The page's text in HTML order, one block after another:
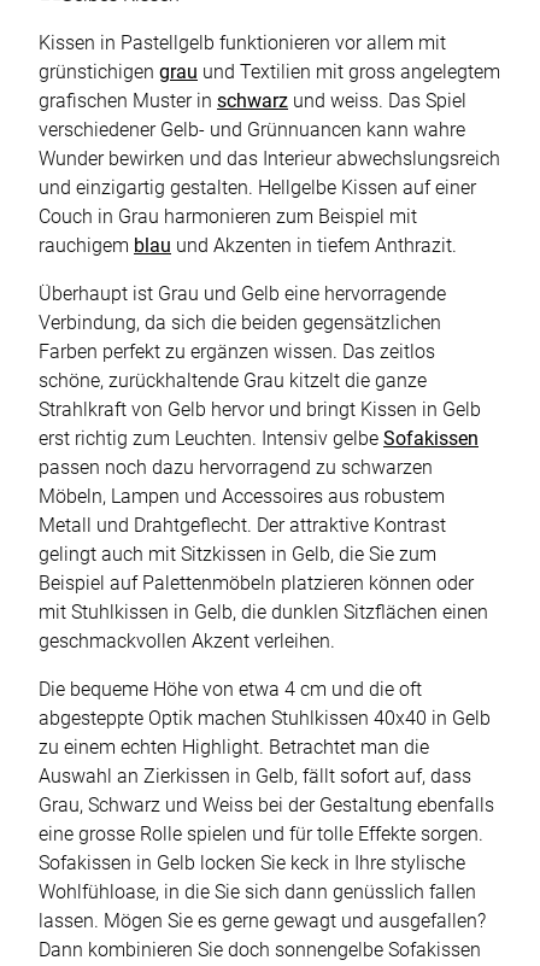
Kissen in Pastellgelb funktionieren vor allem mit
grünstichigen grau und Textilien mit gross angelegtem
grafischen Muster in schwarz und weiss. Das Spiel
verschiedener Gelb- und Grünnuancen kann wahre
Wunder bewirken und das Interieur abwechslungsreich
und einzigartig gestalten. Hellgelbe Kissen auf einer
Couch in Grau harmonieren zum Beispiel mit
rauchigem blau und Akzenten in tiefem Anthrazit.
Überhaupt ist Grau und Gelb eine hervorragende
Verbindung, da sich die beiden gegensätzlichen
Farben perfekt zu ergänzen wissen. Das zeitlos
schöne, zurückhaltende Grau kitzelt die ganze
Strahlkraft von Gelb hervor und bringt Kissen in Gelb
erst richtig zum Leuchten. Intensiv gelbe Sofakissen
passen noch dazu hervorragend zu schwarzen
Möbeln, Lampen und Accessoires aus robustem
Metall und Drahtgeflecht. Der attraktive Kontrast
gelingt auch mit Sitzkissen in Gelb, die Sie zum
Beispiel auf Palettenmöbeln platzieren können oder
mit Stuhlkissen in Gelb, die dunklen Sitzflächen einen
geschmackvollen Akzent verleihen.
Die bequeme Höhe von etwa 4 cm und die oft
abgesteppte Optik machen Stuhlkissen 40x40 in Gelb
zu einem echten Highlight. Betrachtet man die
Auswahl an Zierkissen in Gelb, fällt sofort auf, dass
Grau, Schwarz und Weiss bei der Gestaltung ebenfalls
eine grosse Rolle spielen und für tolle Effekte sorgen.
Sofakissen in Gelb locken Sie keck in Ihre stylische
Wohlfühloase, in die Sie sich dann genüsslich fallen
lassen. Mögen Sie es gerne gewagt und ausgefallen?
Dann kombinieren Sie doch sonnengelbe Sofakissen